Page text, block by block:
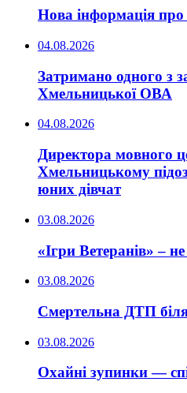
Нова інформація про
04.08.2026
Затримано одного з
Хмельницької ОВА
04.08.2026
Директора мовного
Хмельницькому
юних дівчат
03.08.2026
«Ігри Ветеранів» –
03.08.2026
Смертельна ДТП
03.08.2026
Охайні зупинки —